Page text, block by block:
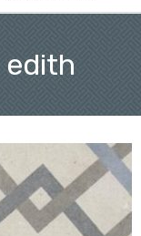
edith